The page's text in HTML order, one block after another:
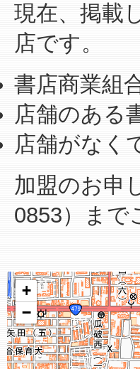
現在、掲載
店です。
書店商業組
店舗のある
店舗がなく
加盟のお申
0853）まで
+
−